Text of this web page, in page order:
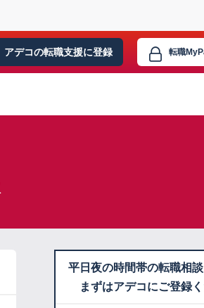
アデコの転職支援に登録 転職
平日夜の時間帯の転職相談
まずはアデコにご登録